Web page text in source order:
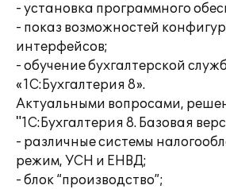
- установка программного
- показ возможностей
интерфейсов;
- обучение бухгалтерской
«1С:Бухгалтерия 8».
Актуальными вопросами,
"1С:Бухгалтерия 8. Базовая
- различные системы
режим, УСН и ЕНВД;
- блок “производство”;